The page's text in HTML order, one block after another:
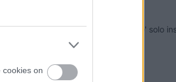
cookies on
ancora girano e funzionano. Gli si e' solo
in su si buttano via.